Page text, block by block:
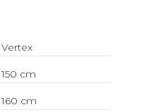
Vertex
150 cm
160 cm